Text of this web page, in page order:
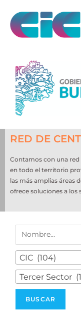
RED DE
Contamos con una red
en todo el territorio
las más amplias áreas
ofrece soluciones a los
CIC (104)
Tercer Sector